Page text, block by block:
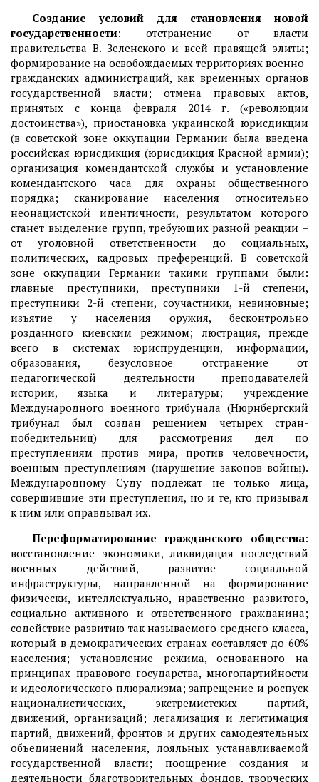
Создание условий для становления новой
государственности: отстранение от власти
правительства В. Зеленского и всей правящей элиты;
формирование на освобождаемых территориях военно-
гражданских администраций, как временных органов
государственной власти; отмена правовых актов,
принятых с конца февраля 2014 г. («революции
достоинства»), приостановка украинской юрисдикции
(в советской зоне оккупации Германии была введена
российская юрисдикция (юрисдикция Красной армии);
организация комендантской службы и установление
комендантского часа для охраны общественного
порядка; сканирование населения относительно
неонацистской идентичности, результатом которого
станет выделение групп, требующих разной реакции –
от уголовной ответственности до социальных,
политических, кадровых преференций. В советской
зоне оккупации Германии такими группами были:
главные преступники, преступники 1-й степени,
преступники 2-й степени, соучастники, невиновные;
изъятие у населения оружия, бесконтрольно
розданного киевским режимом; люстрация, прежде
всего в системах юриспруденции, информации,
образования, безусловное отстранение от
педагогической деятельности преподавателей
истории, языка и литературы; учреждение
Международного военного трибунала (Нюрнбергский
трибунал был создан решением четырех стран-
победительниц) для рассмотрения дел по
преступлениям против мира, против человечности,
военным преступлениям (нарушение законов войны).
Международному Суду подлежат не только лица,
совершившие эти преступления, но и те, кто призывал
к ним или оправдывал их.
Переформатирование гражданского общества:
восстановление экономики, ликвидация последствий
военных действий, развитие социальной
инфраструктуры, направленной на формирование
физически, интеллектуально, нравственно развитого,
социально активного и ответственного гражданина;
содействие развитию так называемого среднего класса,
который в демократических странах составляет до 60%
населения; установление режима, основанного на
принципах правового государства, многопартийности
и идеологического плюрализма; запрещение и роспуск
националистических, экстремистских партий,
движений, организаций; легализация и легитимация
партий, движений, фронтов и других самодеятельных
объединений населения, лояльных устанавливаемой
государственной власти; поощрение создания и
деятельности благотворительных фондов, творческих